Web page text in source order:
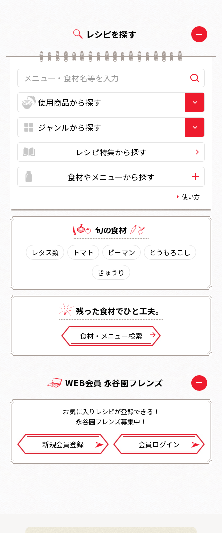
レシピを探す
レシピ特集から探す
食材やメニューから探す
使い方
旬の⾷材
レタス類 トマト ピーマン
とうもろこし
きゅうり
残った⾷材でひと⼯夫。
⾷材・メニュー検索
WEB会員 永谷園フレンズ
お気に入りレシピが登録できる！
永谷園フレンズ募集中！
新規会員登録 会員ログイン